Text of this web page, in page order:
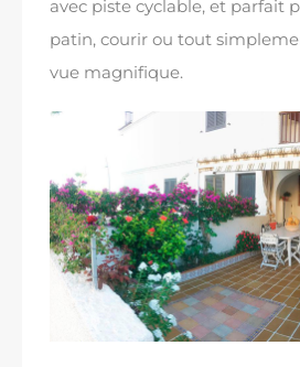
avec piste cyclable, et parfait
patin, courir ou tout
vue magnifique.